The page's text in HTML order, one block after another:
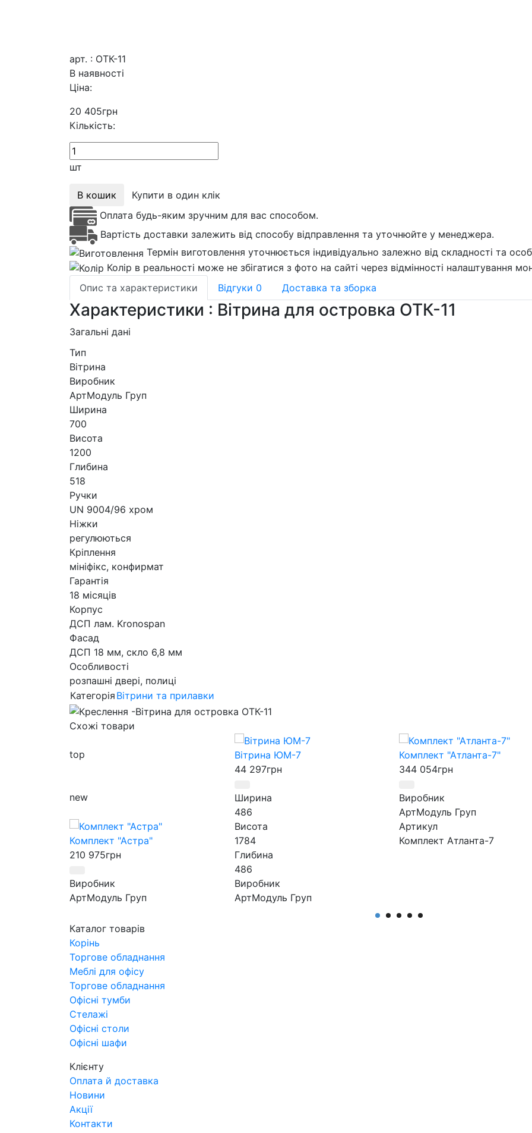
арт. : ОТК-11
В наявності
Ціна:
20 405грн
Кількість:
шт
В кошик
Купити в один клік
Оплата будь-яким зручним для вас способом.
Вартість доставки залежить від способу відправлення та уточнюйте у менеджера.
Термін виготовлення уточнюється індивідуально залежно від складності та
Колір в реальності може не збігатися з фото на сайті через відмінності налаштування
Опис та характеристики
Відгуки 0 Доставка та зборка
Характеристики : Вітрина для островка ОТК-11
Загальні дані
Тип
Вітрина
Виробник
АртМодуль Груп
Ширина
700
Висота
1200
Глибина
518
Ручки
UN 9004/96 хром
Ніжки
регулюються
Кріплення
мініфікс, конфирмат
Гарантія
18 місяців
Корпус
ДСП лам. Kronospan
Фасад
ДСП 18 мм, скло 6,8 мм
Особливості
розпашні двері, полиці
Категорія Вітрини та прилавки
Схожі товари
top
new
Комплект "Астра"
210 975грн
Виробник
АртМодуль Груп
9,5 м2
Артикул
Астра-1
Вітрина ЮМ-7
44 297грн
Ширина
486
Висота
1784
Глибина
486
Виробник
АртМодуль Груп
Комплект "Атланта-7"
344 054грн
Виробник
АртМодуль Груп
Артикул
Комплект Атланта-7
Каталог товарів
Корінь
Торгове обладнання
Меблі для офісу
Торгове обладнання
Офісні тумби
Стелажі
Офісні столи
Офісні шафи
Клієнту
Оплата й доставка
Новини
Акції
Контакти